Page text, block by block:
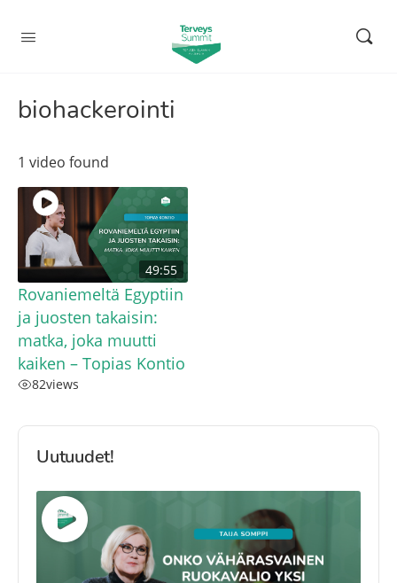
biohackerointi
1 video found
49:55
Rovaniemeltä Egyptiin
ja juosten takaisin:
matka, joka muutti
kaiken – Topias Kontio
82views
Uutuudet!